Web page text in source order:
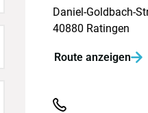
Daniel-Goldbach-
40880 Ratingen
Route anzeigen
